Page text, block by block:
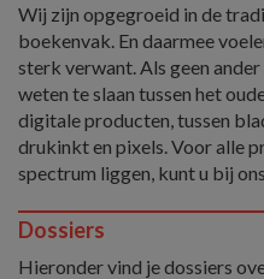
Wij zijn opgegroeid in de
boekenvak. En daarmee
sterk verwant. Als geen
weten te slaan tussen het
digitale producten, tussen
drukinkt en pixels. Voor alle
spectrum liggen, kunt u bij
Dossiers
Hieronder vind je dossiers